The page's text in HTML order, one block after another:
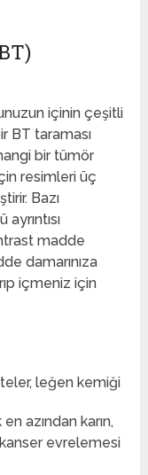
içinin çeşitli
BT taraması
bir tümör
resimleri üç
Bazı
madde
damarınıza
içmeniz için
leğen kemiği
azından karın,
evrelemesi